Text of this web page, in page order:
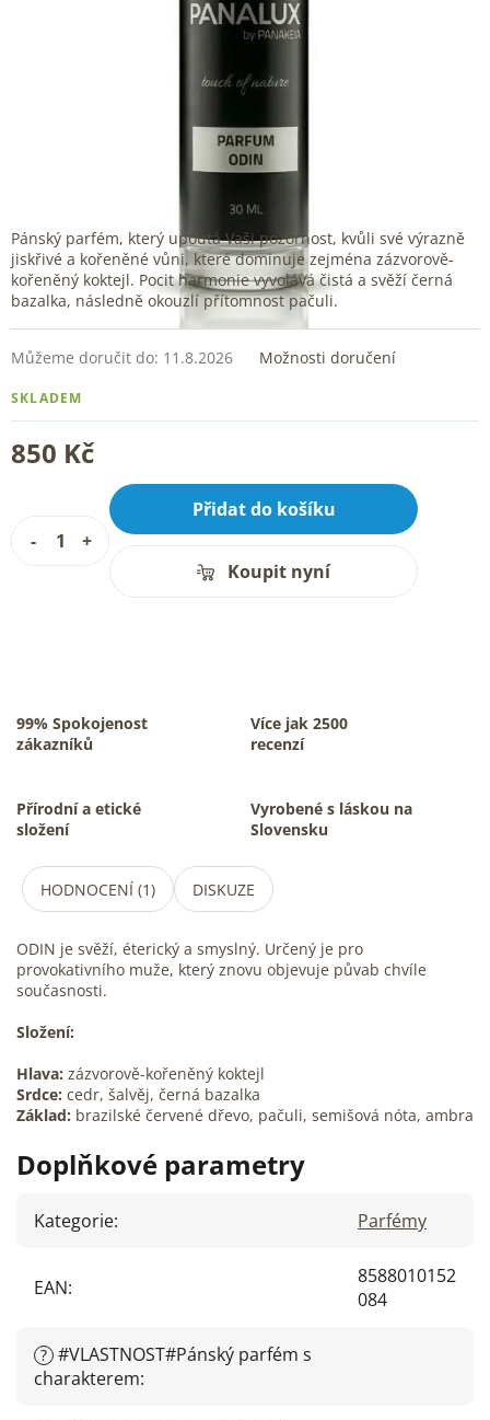
850 Kč
SKLADEM
Můžeme doručit do: 11.8.2026 Možnosti doručení
Přidat do košíku
Koupit nyní
Pánský parfém, který upoutá Vaši pozornost, kvůli své výrazně
jiskřivé a kořeněné vůni, které dominuje zejména zázvorově-
kořeněný koktejl. Pocit harmonie vyvolává čistá a svěží černá
bazalka, následně okouzlí přítomnost pačuli.
99% Spokojenost
zákazníků
Více jak 2500
recenzí
Přírodní a etické
složení
Vyrobené s láskou na
Slovensku
HODNOCENÍ (1) DISKUZE
ODIN je svěží, éterický a smyslný. Určený je pro
provokativního muže, který znovu objevuje půvab chvíle
současnosti.
Složení:
Hlava: zázvorově-kořeněný koktejl
Srdce: cedr, šalvěj, černá bazalka
Základ: brazilské červené dřevo, pačuli, semišová nóta, ambra
Doplňkové parametry
Kategorie: Parfémy
EAN:
8588010152
084
? #VLASTNOST#Pánský parfém s
charakterem: